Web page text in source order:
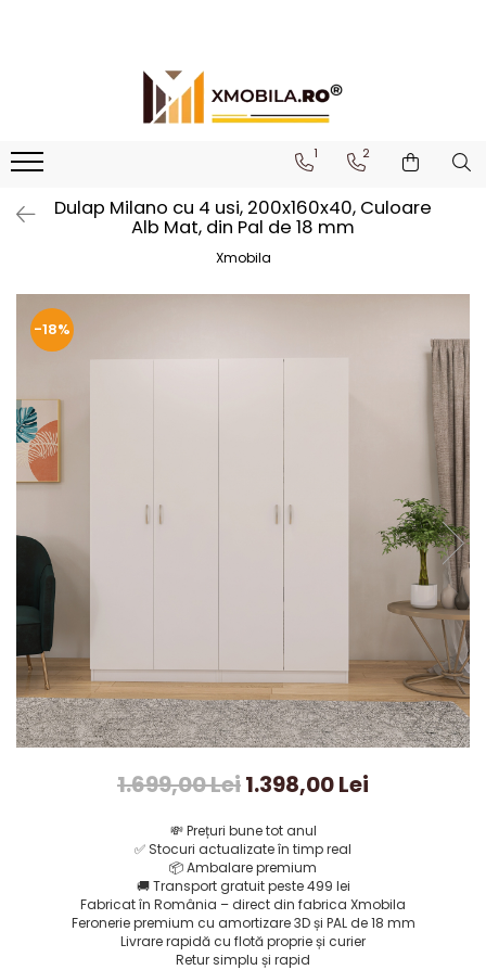
Bucătării Complete
Corpuri superioare bucătărie
Corpuri inferioare bucătărie
Mobilier institutional
Dulapuri 2 uși
Birouri
1 2
Dulap Milano cu 4 usi, 200x160x40, Culoare
Alb Mat, din Pal de 18 mm
Xmobila
-18%
1.699,00 Lei1.398,00 Lei
💸 Prețuri bune tot anul
✅ Stocuri actualizate în timp real
📦Ambalare premium
🚚 Transport gratuit peste 499 lei
Fabricat în România – direct din fabrica Xmobila
Feronerie premium cu amortizare 3D și PAL de 18 mm
Livrare rapidă cu flotă proprie și curier
Retur simplu și rapid